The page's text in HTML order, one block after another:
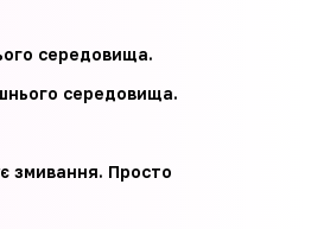
середовища.
середовища.
змивання. Просто